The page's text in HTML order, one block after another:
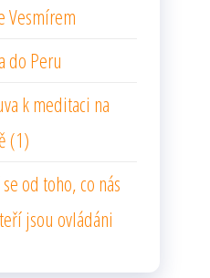
Vesmírem
do Peru
k meditaci na
(1)
od toho, co nás
jsou ovládáni